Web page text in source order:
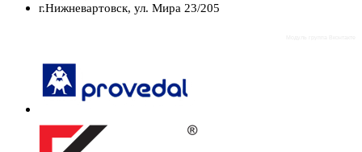
г.Нижневартовск, ул. Мира 23/205